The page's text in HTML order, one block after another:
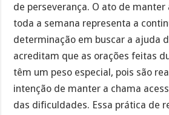
de perseverança. O ato de manter
toda a semana representa a
determinação em buscar a ajuda
acreditam que as orações feitas
têm um peso especial, pois são
intenção de manter a chama
das dificuldades. Essa prática de